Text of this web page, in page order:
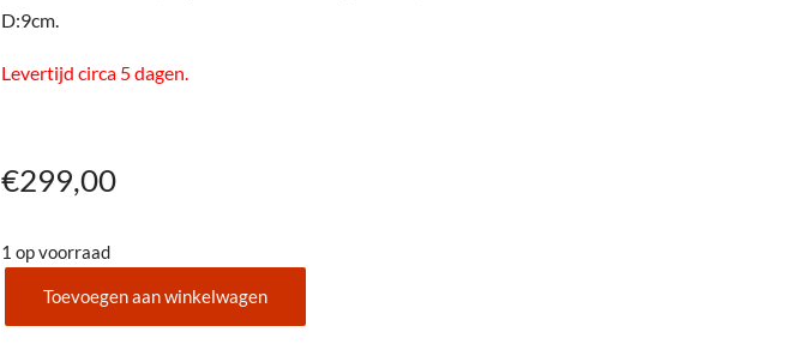
D:9cm.
Levertijd circa 5 dagen.
€299,00
1 op voorraad
Toevoegen aan winkelwagen